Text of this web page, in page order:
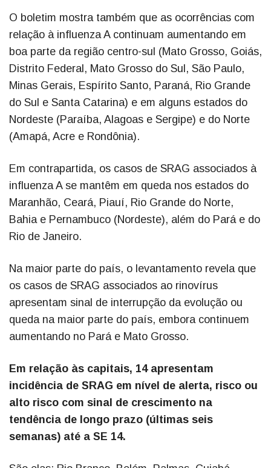
O boletim mostra também que as ocorrências com
relação à influenza A continuam aumentando em
boa parte da região centro-sul (Mato Grosso, Goiás,
Distrito Federal, Mato Grosso do Sul, São Paulo,
Minas Gerais, Espírito Santo, Paraná, Rio Grande
do Sul e Santa Catarina) e em alguns estados do
Nordeste (Paraíba, Alagoas e Sergipe) e do Norte
(Amapá, Acre e Rondônia).
Em contrapartida, os casos de SRAG associados à
influenza A se mantêm em queda nos estados do
Maranhão, Ceará, Piauí, Rio Grande do Norte,
Bahia e Pernambuco (Nordeste), além do Pará e do
Rio de Janeiro.
Na maior parte do país, o levantamento revela que
os casos de SRAG associados ao rinovírus
apresentam sinal de interrupção da evolução ou
queda na maior parte do país, embora continuem
aumentando no Pará e Mato Grosso.
Em relação às capitais, 14 apresentam
incidência de SRAG em nível de alerta, risco ou
alto risco com sinal de crescimento na
tendência de longo prazo (últimas seis
semanas) até a SE 14.